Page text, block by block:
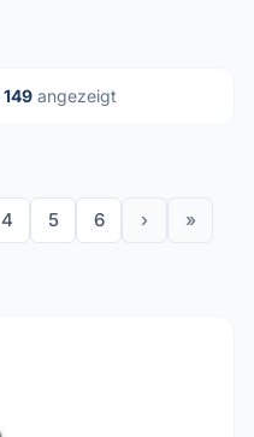
149 angezeigt
4 5 6 › »